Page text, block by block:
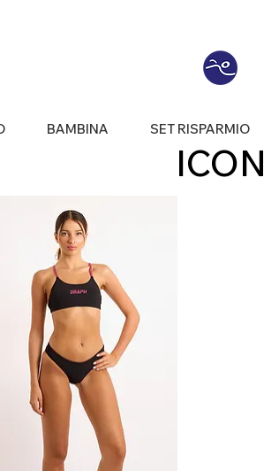
BAMBINA SET RISPARMIO
ICON